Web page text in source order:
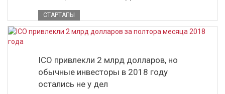
СТАРТАПЫ
ICO привлекли 2 млрд долларов, но
обычные инвесторы в 2018 году
остались не у дел